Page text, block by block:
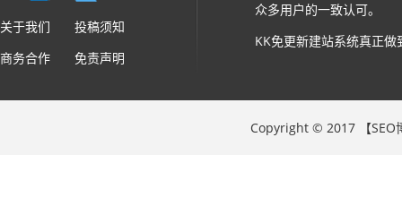
关于我们
投稿须知
商务合作
免责声明
众多用户的一致认可。
KK免更新建站系统真正
Copyright © 2017 【SEO